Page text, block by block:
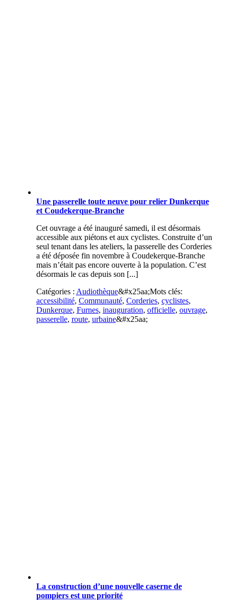
Une passerelle toute neuve pour relier Dunkerque
et Coudekerque-Branche
Cet ouvrage a été inauguré samedi, il est désormais
accessible aux piétons et aux cyclistes. Construite d’un
seul tenant dans les ateliers, la passerelle des Corderies
a été déposée fin novembre à Coudekerque-Branche
mais n’était pas encore ouverte à la population. C’est
désormais le cas depuis son [...]
Catégories : Audiothèque&#x25aa;Mots clés:
accessibilité, Communauté, Corderies, cyclistes,
Dunkerque, Furnes, inauguration, officielle, ouvrage,
passerelle, route, urbaine&#x25aa;
La construction d’une nouvelle caserne de
pompiers est une priorité